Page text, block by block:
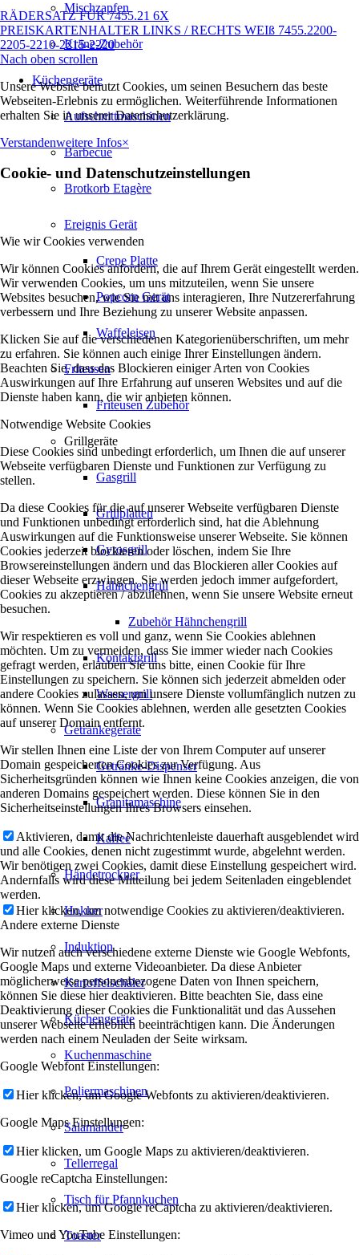
Mischzapfen
Kräne-Zubehör
Küchengeräte
Aufschnittmaschinen
Barbecue
Brotkorb Etagère
Ereignis Gerät
Crepe Platte
Popcorn Gerät
Waffeleisen
Friteusen
Friteusen Zubehör
Grillgeräte
Gasgrill
Grillplatten
Gyrosgrill
Hähnchengrill
Zubehör Hähnchengrill
Kontaktgrill
Wassergrill
Getränkegeräte
Getränke-Dispenser
Granitamaschine
Kaffee
Händetrockner
Hokker
Induktion
Kartoffelschäler
Küchengeräte
Kuchenmaschine
Poliermaschinen
Salamander
Tellerregal
Tisch für Pfannkuchen
Toaster
RÄDERSATZ FÜR 7455.21 6X
PREISKARTENHALTER LINKS / RECHTS WEIß 7455.2200-
2205-2210-2215-2220
Nach oben scrollen
Unsere Website benutzt Cookies, um seinen Besuchern das beste
Webseiten-Erlebnis zu ermöglichen. Weiterführende Informationen
erhalten Sie in unserer Datenschutzerklärung.
Verstandenweitere Infos×
Cookie- und Datenschutzeinstellungen
Wie wir Cookies verwenden
Wir können Cookies anfordern, die auf Ihrem Gerät eingestellt werden.
Wir verwenden Cookies, um uns mitzuteilen, wenn Sie unsere
Websites besuchen, wie Sie mit uns interagieren, Ihre Nutzererfahrung
verbessern und Ihre Beziehung zu unserer Website anpassen.
Klicken Sie auf die verschiedenen Kategorienüberschriften, um mehr
zu erfahren. Sie können auch einige Ihrer Einstellungen ändern.
Beachten Sie, dass das Blockieren einiger Arten von Cookies
Auswirkungen auf Ihre Erfahrung auf unseren Websites und auf die
Dienste haben kann, die wir anbieten können.
Notwendige Website Cookies
Diese Cookies sind unbedingt erforderlich, um Ihnen die auf unserer
Webseite verfügbaren Dienste und Funktionen zur Verfügung zu
stellen.
Da diese Cookies für die auf unserer Webseite verfügbaren Dienste
und Funktionen unbedingt erforderlich sind, hat die Ablehnung
Auswirkungen auf die Funktionsweise unserer Webseite. Sie können
Cookies jederzeit blockieren oder löschen, indem Sie Ihre
Browsereinstellungen ändern und das Blockieren aller Cookies auf
dieser Webseite erzwingen. Sie werden jedoch immer aufgefordert,
Cookies zu akzeptieren / abzulehnen, wenn Sie unsere Website erneut
besuchen.
Wir respektieren es voll und ganz, wenn Sie Cookies ablehnen
möchten. Um zu vermeiden, dass Sie immer wieder nach Cookies
gefragt werden, erlauben Sie uns bitte, einen Cookie für Ihre
Einstellungen zu speichern. Sie können sich jederzeit abmelden oder
andere Cookies zulassen, um unsere Dienste vollumfänglich nutzen zu
können. Wenn Sie Cookies ablehnen, werden alle gesetzten Cookies
auf unserer Domain entfernt.
Wir stellen Ihnen eine Liste der von Ihrem Computer auf unserer
Domain gespeicherten Cookies zur Verfügung. Aus
Sicherheitsgründen können wie Ihnen keine Cookies anzeigen, die von
anderen Domains gespeichert werden. Diese können Sie in den
Sicherheitseinstellungen Ihres Browsers einsehen.
Aktivieren, damit die Nachrichtenleiste dauerhaft ausgeblendet wird
und alle Cookies, denen nicht zugestimmt wurde, abgelehnt werden.
Wir benötigen zwei Cookies, damit diese Einstellung gespeichert wird.
Andernfalls wird diese Mitteilung bei jedem Seitenladen eingeblendet
werden.
Hier klicken, um notwendige Cookies zu aktivieren/deaktivieren.
Andere externe Dienste
Wir nutzen auch verschiedene externe Dienste wie Google Webfonts,
Google Maps und externe Videoanbieter. Da diese Anbieter
möglicherweise personenbezogene Daten von Ihnen speichern,
können Sie diese hier deaktivieren. Bitte beachten Sie, dass eine
Deaktivierung dieser Cookies die Funktionalität und das Aussehen
unserer Webseite erheblich beeinträchtigen kann. Die Änderungen
werden nach einem Neuladen der Seite wirksam.
Google Webfont Einstellungen:
Hier klicken, um Google Webfonts zu aktivieren/deaktivieren.
Google Maps Einstellungen:
Hier klicken, um Google Maps zu aktivieren/deaktivieren.
Google reCaptcha Einstellungen:
Hier klicken, um Google reCaptcha zu aktivieren/deaktivieren.
Vimeo und YouTube Einstellungen: